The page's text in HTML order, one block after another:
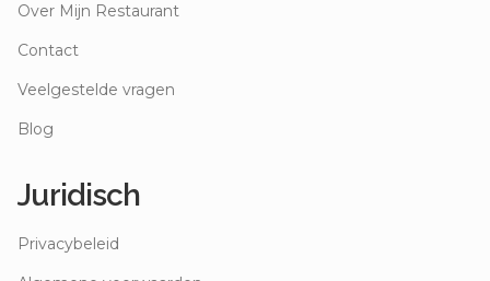
Over Mijn Restaurant
Contact
Veelgestelde vragen
Blog
Juridisch
Privacybeleid